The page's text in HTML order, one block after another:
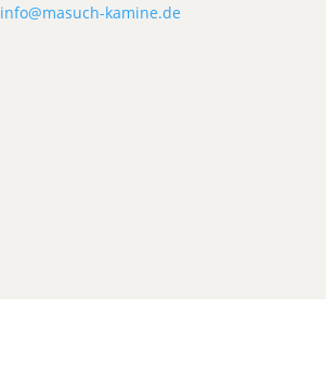
info@masuch-kamine.de